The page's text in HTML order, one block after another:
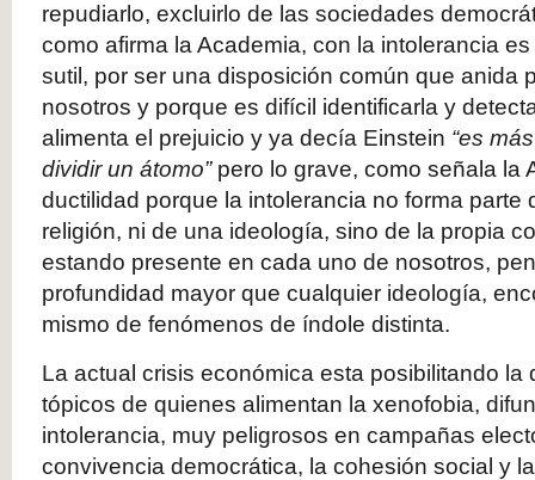
repudiarlo, excluirlo de las sociedades
como afirma la Academia, con la intolerancia
sutil, por ser una disposición común que anida
nosotros y porque es difícil identificarla y
alimenta el prejuicio y ya decía Einstein “es
dividir un átomo”pero lo grave, como señala la
ductilidad porque la intolerancia no forma parte
religión, ni de una ideología, sino de la propia
estando presente en cada uno de nosotros,
profundidad mayor que cualquier ideología,
mismo de fenómenos de índole distinta.
La actual crisis económica esta posibilitando la
tópicos de quienes alimentan la xenofobia,
intolerancia, muy peligrosos en campañas
convivencia democrática, la cohesión social y